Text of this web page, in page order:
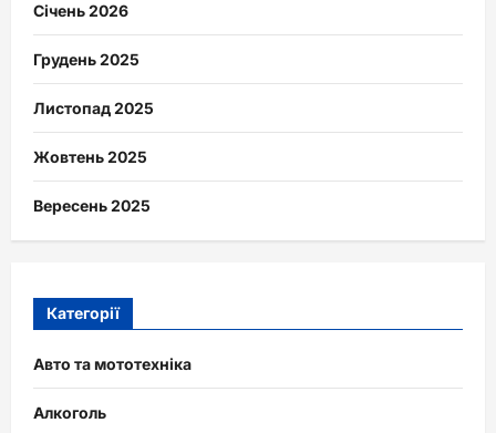
Січень 2026
Грудень 2025
Листопад 2025
Жовтень 2025
Вересень 2025
Категорії
Авто та мототехніка
Алкоголь